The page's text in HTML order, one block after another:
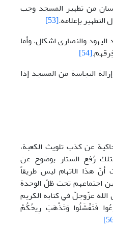
الانسان من تطهير المسجد وجب
بإعلامه.[53]
والنصارى اشكال، وأما
[54]
إلى إزالة النجاسة من المسجد إذا
عن کذب تلويث الکعبة،
رُفع الستار بوضوح عن
أنّ هذا الاتهام ليس طريقاً
اجتماعهم تحت ظلّ الوحدة
الله عزّوجلّ في کتابه الکريم
فَتَفْشَلُوا وَتَذْهَبَ رِيحُكُمْ